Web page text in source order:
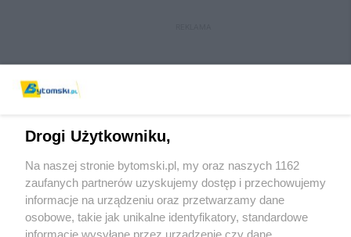
Wydawca mediów lokalnych
Drogi Użytkowniku,
Na naszej stronie bytomski.pl, my oraz naszych 1162
zaufanych partnerów uzyskujemy dostęp i przechowujemy
informacje na urządzeniu oraz przetwarzamy dane
osobowe, takie jak unikalne identyfikatory, standardowe
informacje wysyłane przez urządzenie czy dane